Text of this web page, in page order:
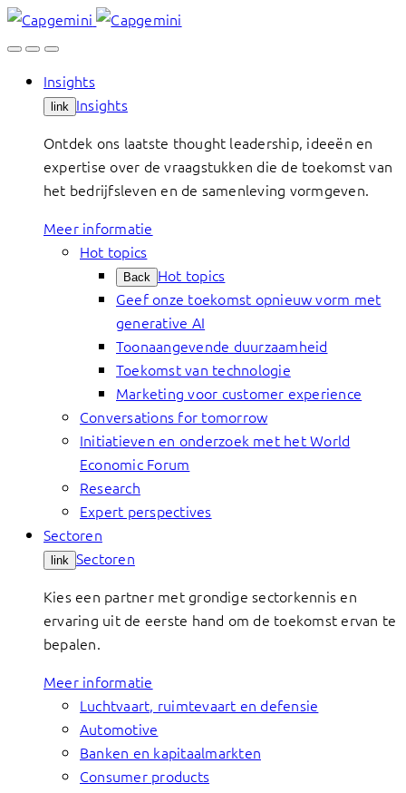
Skip
to
Insights
link Insights
Ontdek ons laatste thought leadership, ideeën en
expertise over de vraagstukken die de toekomst van
het bedrijfsleven en de samenleving vormgeven.
Meer informatie
Hot topics
Back Hot topics
Geef onze toekomst opnieuw vorm met
generative AI
Toonaangevende duurzaamheid
Toekomst van technologie
Marketing voor customer experience
Conversations for tomorrow
Initiatieven en onderzoek met het World
Economic Forum
Research
Expert perspectives
Sectoren
link Sectoren
Kies een partner met grondige sectorkennis en
ervaring uit de eerste hand om de toekomst ervan te
bepalen.
Meer informatie
Luchtvaart, ruimtevaart en defensie
Automotive
Banken en kapitaalmarkten
Consumer products